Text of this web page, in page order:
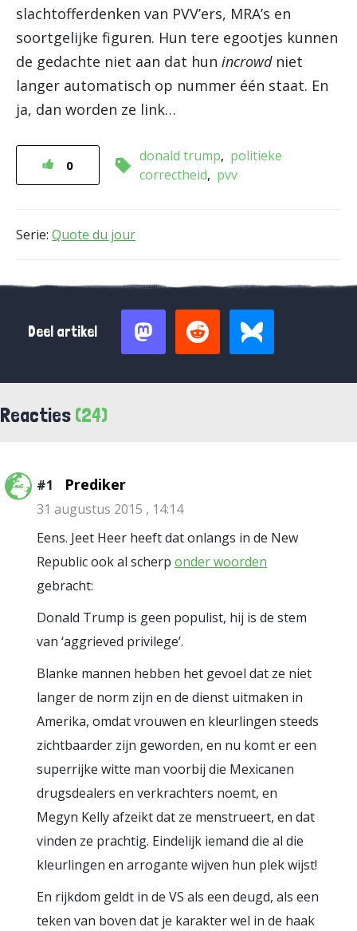
slachtofferdenken van PVV’ers, MRA’s en
soortgelijke figuren. Hun tere egootjes kunnen
de gedachte niet aan dat hun incrowdniet
langer automatisch op nummer één staat. En
ja, dan worden ze link…
0
donald trump
politieke
correctheid
pvv
Serie: Quote du jour
Deel artikel
Reacties (24)
#1 Prediker
31 augustus 2015 , 14:14
Eens. Jeet Heer heeft dat onlangs in de New
Republic ook al scherp onder woorden
gebracht:
Donald Trump is geen populist, hij is de stem
van ‘aggrieved privilege’.
Blanke mannen hebben het gevoel dat ze niet
langer de norm zijn en de dienst uitmaken in
Amerika, omdat vrouwen en kleurlingen steeds
zichtbaarder zijn geworden, en nu komt er een
superrijke witte man voorbij die Mexicanen
drugsdealers en verkrachters noemt, en
Megyn Kelly afzeikt dat ze menstrueert, en dat
vinden ze prachtig. Eindelijk iemand die al die
kleurlingen en arrogante wijven hun plek wijst!
En rijkdom geldt in de VS als een deugd, als een
teken van boven dat je karakter wel in de haak